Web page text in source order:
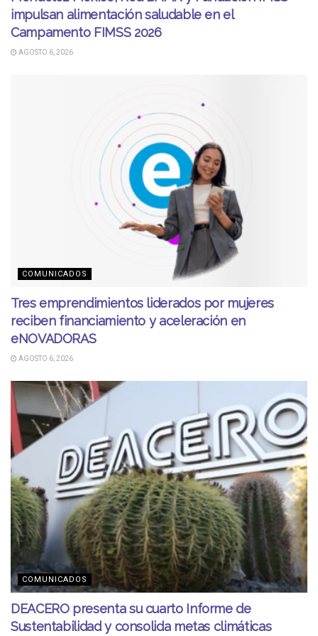
impulsan alimentación saludable en el
Campamento FIMSS 2026
AGOSTO 6, 2026
COMUNICADOS
Tres emprendimientos liderados por mujeres
reciben financiamiento y aceleración en
eNOVADORAS
AGOSTO 6, 2026
COMUNICADOS
DEACERO presenta su cuarto Informe de
Sustentabilidad y consolida metas climáticas